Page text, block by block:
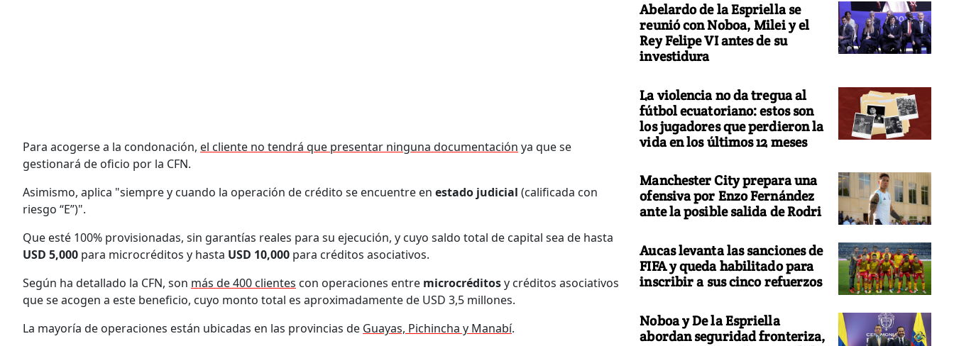
Para acogerse a la condonación, el cliente no tendrá que presentar ninguna documentación ya que se
gestionará de oficio por la CFN.
Asimismo, aplica "siempre y cuando la operación de crédito se encuentre en estado judicial (calificada con
riesgo “E”)".
Que esté 100% provisionadas, sin garantías reales para su ejecución, y cuyo saldo total de capital sea de hasta
USD 5,000 para microcréditos y hasta USD 10,000 para créditos asociativos.
Según ha detallado la CFN, son más de 400 clientes con operaciones entre microcréditosy créditos asociativos
que se acogen a este beneficio, cuyo monto total es aproximadamente de USD 3,5 millones.
La mayoría de operaciones están ubicadas en las provincias de Guayas, Pichincha y Manabí.
Abelardo de la Espriella se
reunió con Noboa, Milei y el
Rey Felipe VI antes de su
investidura
La violencia no da tregua al
fútbol ecuatoriano: estos son
los jugadores que perdieron la
vida en los últimos 12 meses
Manchester City prepara una
ofensiva por Enzo Fernández
ante la posible salida de Rodri
Aucas levanta las sanciones de
FIFA y queda habilitado para
inscribir a sus cinco refuerzos
Noboa y De la Espriella
abordan seguridad fronteriza,